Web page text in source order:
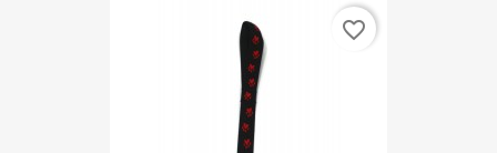
favorite_border